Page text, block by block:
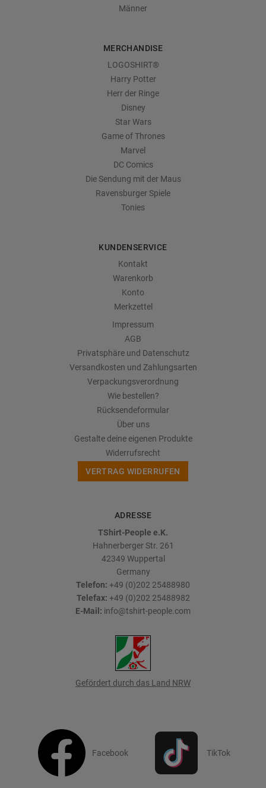
Männer
MERCHANDISE
LOGOSHIRT®
Harry Potter
Herr der Ringe
Disney
Star Wars
Game of Thrones
Marvel
DC Comics
Die Sendung mit der Maus
Ravensburger Spiele
Tonies
KUNDENSERVICE
Kontakt
Warenkorb
Konto
Merkzettel
Impressum
AGB
Privatsphäre und Datenschutz
Versandkosten und Zahlungsarten
Verpackungsverordnung
Wie bestellen?
Rücksendeformular
Über uns
Gestalte deine eigenen Produkte
Widerrufsrecht
VERTRAG WIDERRUFEN
ADRESSE
TShirt-People e.K.
Hahnerberger Str. 261
42349 Wuppertal
Germany
Telefon: +49 (0)202 25488980
Telefax: +49 (0)202 25488982
E-Mail: info@tshirt-people.com
Gefördert durch das Land NRW
Facebook TikTok